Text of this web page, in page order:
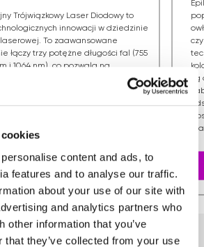
content and ads, to
features and to analyse our traffic.
about your use of our site with
and analytics partners who
other information that you’ve
that they’ve collected from your use
Trójwiązkowy Laser Diodowy to
innowacji w dziedzinie
To zaawansowane
łączy trzy potężne długości fal (755
i 1064 nm), co pozwala na
zabiegów usuwania włosów
precyzją i skutecznością na